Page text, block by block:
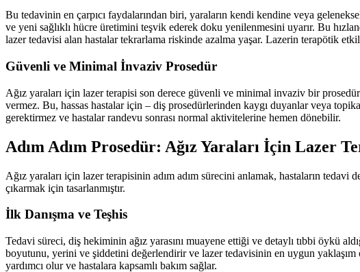
Bu tedavinin en çarpıcı faydalarından biri, yaraların kendi kendine veya
ve yeni sağlıklı hücre üretimini teşvik ederek doku yenilenmesini uyarır. Bu
lazer tedavisi alan hastalar tekrarlama riskinde azalma yaşar. Lazerin terapötik
Güvenli ve Minimal İnvaziv Prosedür
Ağız yaraları için lazer terapisi son derece güvenli ve minimal invaziv bir
vermez. Bu, hassas hastalar için – diş prosedürlerinden kaygı duyanlar veya
gerektirmez ve hastalar randevu sonrası normal aktivitelerine hemen dönebilir.
Adım Adım Prosedür: Ağız Yaraları İçin Lazer
Ağız yaraları için lazer terapisinin adım adım sürecini anlamak, hastaların
çıkarmak için tasarlanmıştır.
İlk Danışma ve Teşhis
Tedavi süreci, diş hekiminin ağız yarasını muayene ettiği ve detaylı tıbbi öykü
boyutunu, yerini ve şiddetini değerlendirir ve lazer tedavisinin en uygun yaklaşım
yardımcı olur ve hastalara kapsamlı bakım sağlar.